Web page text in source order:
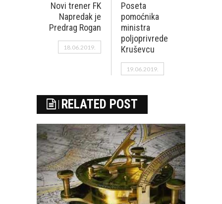
Novi trener FK
Napredak je
Predrag Rogan
18.06.2019.
Poseta
pomoćnika
ministra
poljoprivrede
Кruševcu
19.06.2019.
RELATED POST